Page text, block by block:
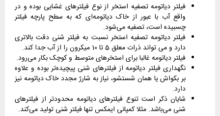
فیلتر دیاتومه تصفیه استخر از نوع فیلترهای غشایی بوده و در
واقع آب با عبور از خاک دیاتومه‌ای که به سطح پارچه فیلتر
چسبیده است، تصفیه می‌شود.
فیلتر دیاتومه تصفیه استخر نسبت به فیلتر شنی دقت بالاتری
دارد و می تواند ذرات معلق 5 تا 10 میکرون را از آب جدا کند.
فیلتر دیاتومه غالبا برای استخرهای متوسط و کوچک بکار می‌رود.
نگهداری فیلتر دیاتومه از فیلترهای شنی پیچیده‌تر بوده و علاوه
بر بکواش یا همان شستشو، نیاز به شارژ مجدد خاک دیاتومه نیز
دارد.
شایان ذکر است تنوع فیلترهای دیاتومه محدودتر از فیلترهای
شنی می‌باشد. مثلا کمپانی ایمکس تنها فیلتر شنی تولید می‌کند.